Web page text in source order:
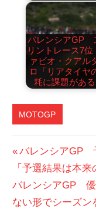
バレンシアGP
リントレース7
ァビオ・クアル
ロ「リアタイヤ
耗に課題がある
MOTOGP
投
稿
ナ
前
の
投
稿:
バレンシアGP
「予選結果は本
次
の
バレンシアGP 優
ない形でシーズン